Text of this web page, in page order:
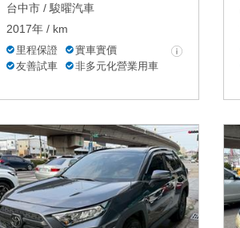
台中市 / 駿曜汽車
2017年 / km
里程保證
實車實價
友善試車
非多元化營業用車